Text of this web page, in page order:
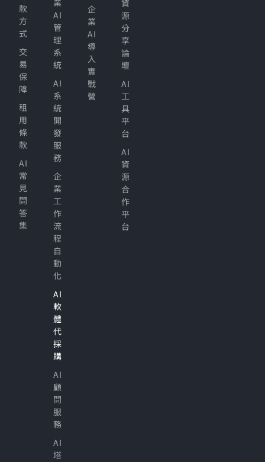
款
方
式
交
易
保
障
租
用
條
款
AI
常
見
問
答
集
業
AI
管
理
系
統
AI
系
統
開
發
服
務
企
業
工
作
流
程
自
動
化
AI
軟
體
代
採
購
AI
顧
問
服
務
AI
塔
企
業
AI
導
入
實
戰
營
資
源
分
享
論
壇
AI
工
具
平
台
AI
資
源
合
作
平
台